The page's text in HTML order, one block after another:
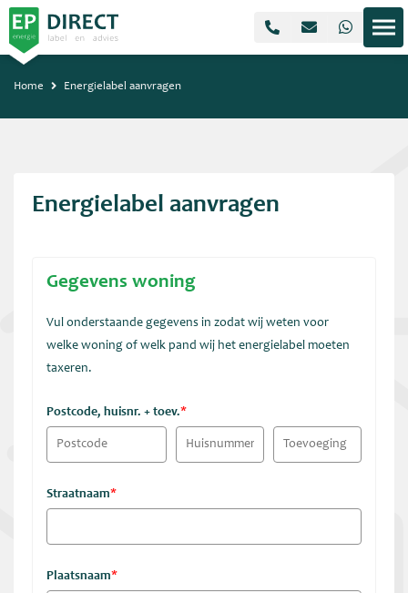
Home Energielabel aanvragen
Energielabel aanvragen
Gegevens woning
Vul onderstaande gegevens in zodat wij weten voor
welke woning of welk pand wij het energielabel moeten
taxeren.
Postcode, huisnr. + toev.*
Straatnaam*
Plaatsnaam*